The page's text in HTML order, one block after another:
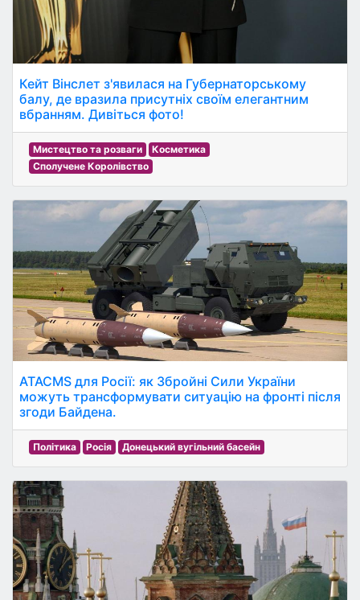
Кейт Вінслет з'явилася на Губернаторському
балу, де вразила присутніх своїм елегантним
вбранням. Дивіться фото!
Мистецтво та розваги
Косметика
Сполучене Королівство
ATACMS для Росії: як Збройні Сили України
можуть трансформувати ситуацію на фронті після
згоди Байдена.
Політика Росія Донецький вугільний басейн